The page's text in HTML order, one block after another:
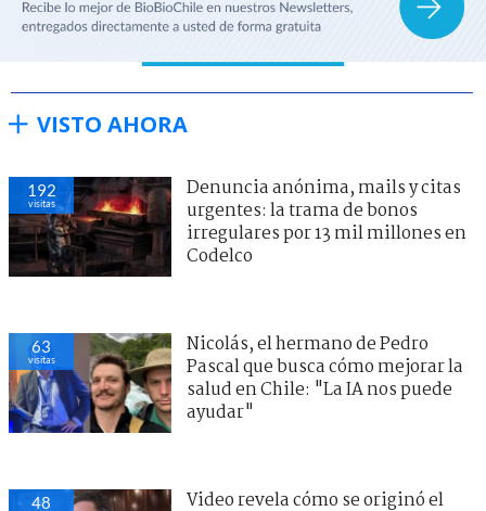
VISTO AHORA
192
visitas
Denuncia anónima, mails y citas
urgentes: la trama de bonos
irregulares por 13 mil millones en
Codelco
63
visitas
Nicolás, el hermano de Pedro
Pascal que busca cómo mejorar la
salud en Chile: "La IA nos puede
ayudar"
48
Video revela cómo se originó el